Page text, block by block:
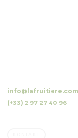
info@lafruitiere.com
(+33) 2 97 27 40 96